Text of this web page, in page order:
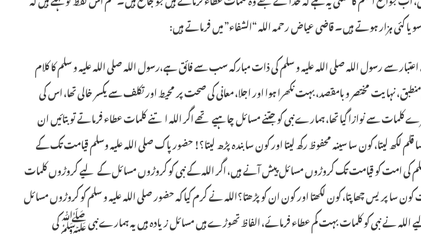
کئی ہزار ہوتے ہیں۔ قاضی عیاض رحمہ اللہ “الشفاء” میں فرماتے ہیں:
سے رسول اللہ صلی اللہ علیہ و سلم کی ذات مبارکہ سب سے فائق ہے،رسول اللہ صلی اللہ علیہ و سلم کا کلام
نہایت مختصر و بامقصد، بہت نکھرا ہوا اور اجلا، معانی کی صحت پر محیط اور تکلف سے یکسر خالی تھا، اس کی
سے نوازا گیا تھا، ہمارے نبی کو جتنے مسائل چاہیے تھے اگر اللہ اتنے کلمات عطاء فرماتے تو بتائیں ان
لکھ لیتا، کون سا سینہ محفوظ رکھ لیتا اور کون سا بندہ پڑھ لیتا؟! حضور پاک صلی اللہ علیہ وسلم قیامت تک کے
کی امت کو قیامت تک کروڑوں مسائل پیش آنے ہیں، اگر اللہ کے نبی کو کروڑوں مسائل کے لیے کروڑوں کلمات
سا پریس چھاپتا، کون لکھتا اور کون ان کو پڑھتا؟اللہ نے کرم کیا کہ حضور صلی اللہ علیہ و سلم کو کروڑوں مسائل
نے نبی کو کلمات بہت کم عطاء فرمائے، الفاظ تھوڑے ہیں مسائل زیادہ ہیں یہ ہمارے نبی ﷺکی